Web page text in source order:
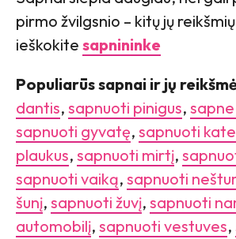
pirmo žvilgsnio – kitų jų reikšmių
ieškokite sapnininke
Populiarūs sapnai ir jų
dantis, sapnuoti pinigus,
sapnuoti gyvatę, sapnuoti
plaukus, sapnuoti mirtį,
sapnuoti vaiką, sapnuoti
šunį, sapnuoti žuvį, sapnuoti
automobilį, sapnuoti vestuves,